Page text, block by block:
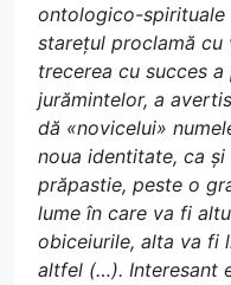
ontologico-spirituale
starețul proclamă cu
trecerea cu succes
jurămintelor, a
dă «novicelui»
noua identitate, ca
prăpastie, peste o
lume în care va fi
obiceiurile, alta va fi
altfel (…). Interesant